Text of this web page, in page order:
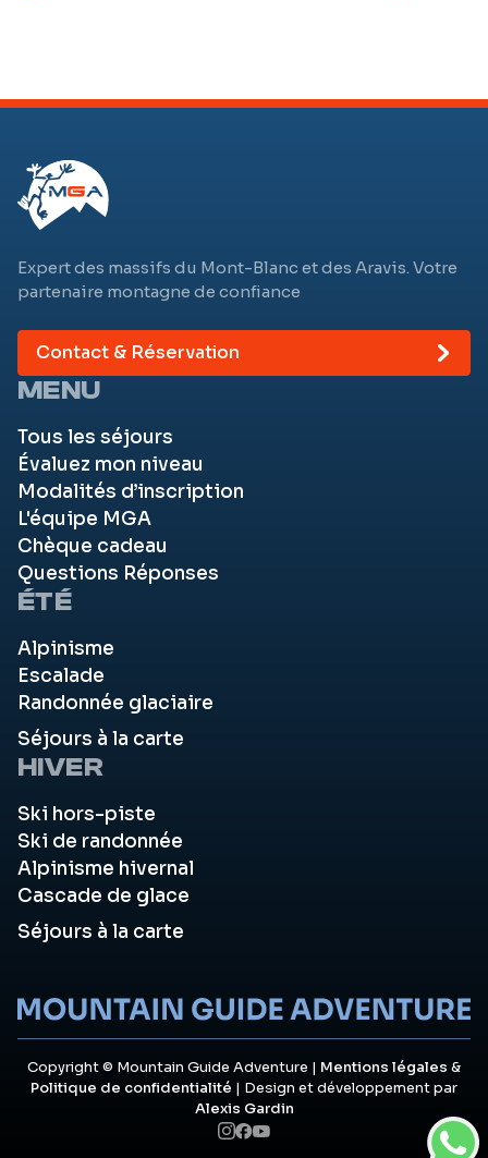
Expert des massifs du Mont-Blanc et des Aravis. Votre
partenaire montagne de confiance
Contact & Réservation
MENU
Tous les séjours
Évaluez mon niveau
Modalités d’inscription
L'équipe MGA
Chèque cadeau
Questions Réponses
ÉTÉ
Alpinisme
Escalade
Randonnée glaciaire
Séjours à la carte
HIVER
Ski hors-piste
Ski de randonnée
Alpinisme hivernal
Cascade de glace
Séjours à la carte
Copyright © Mountain Guide Adventure | Mentions légales &
Politique de confidentialité | Design et développement par
Alexis Gardin